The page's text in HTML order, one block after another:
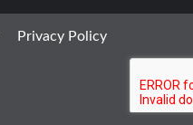
Privacy Policy